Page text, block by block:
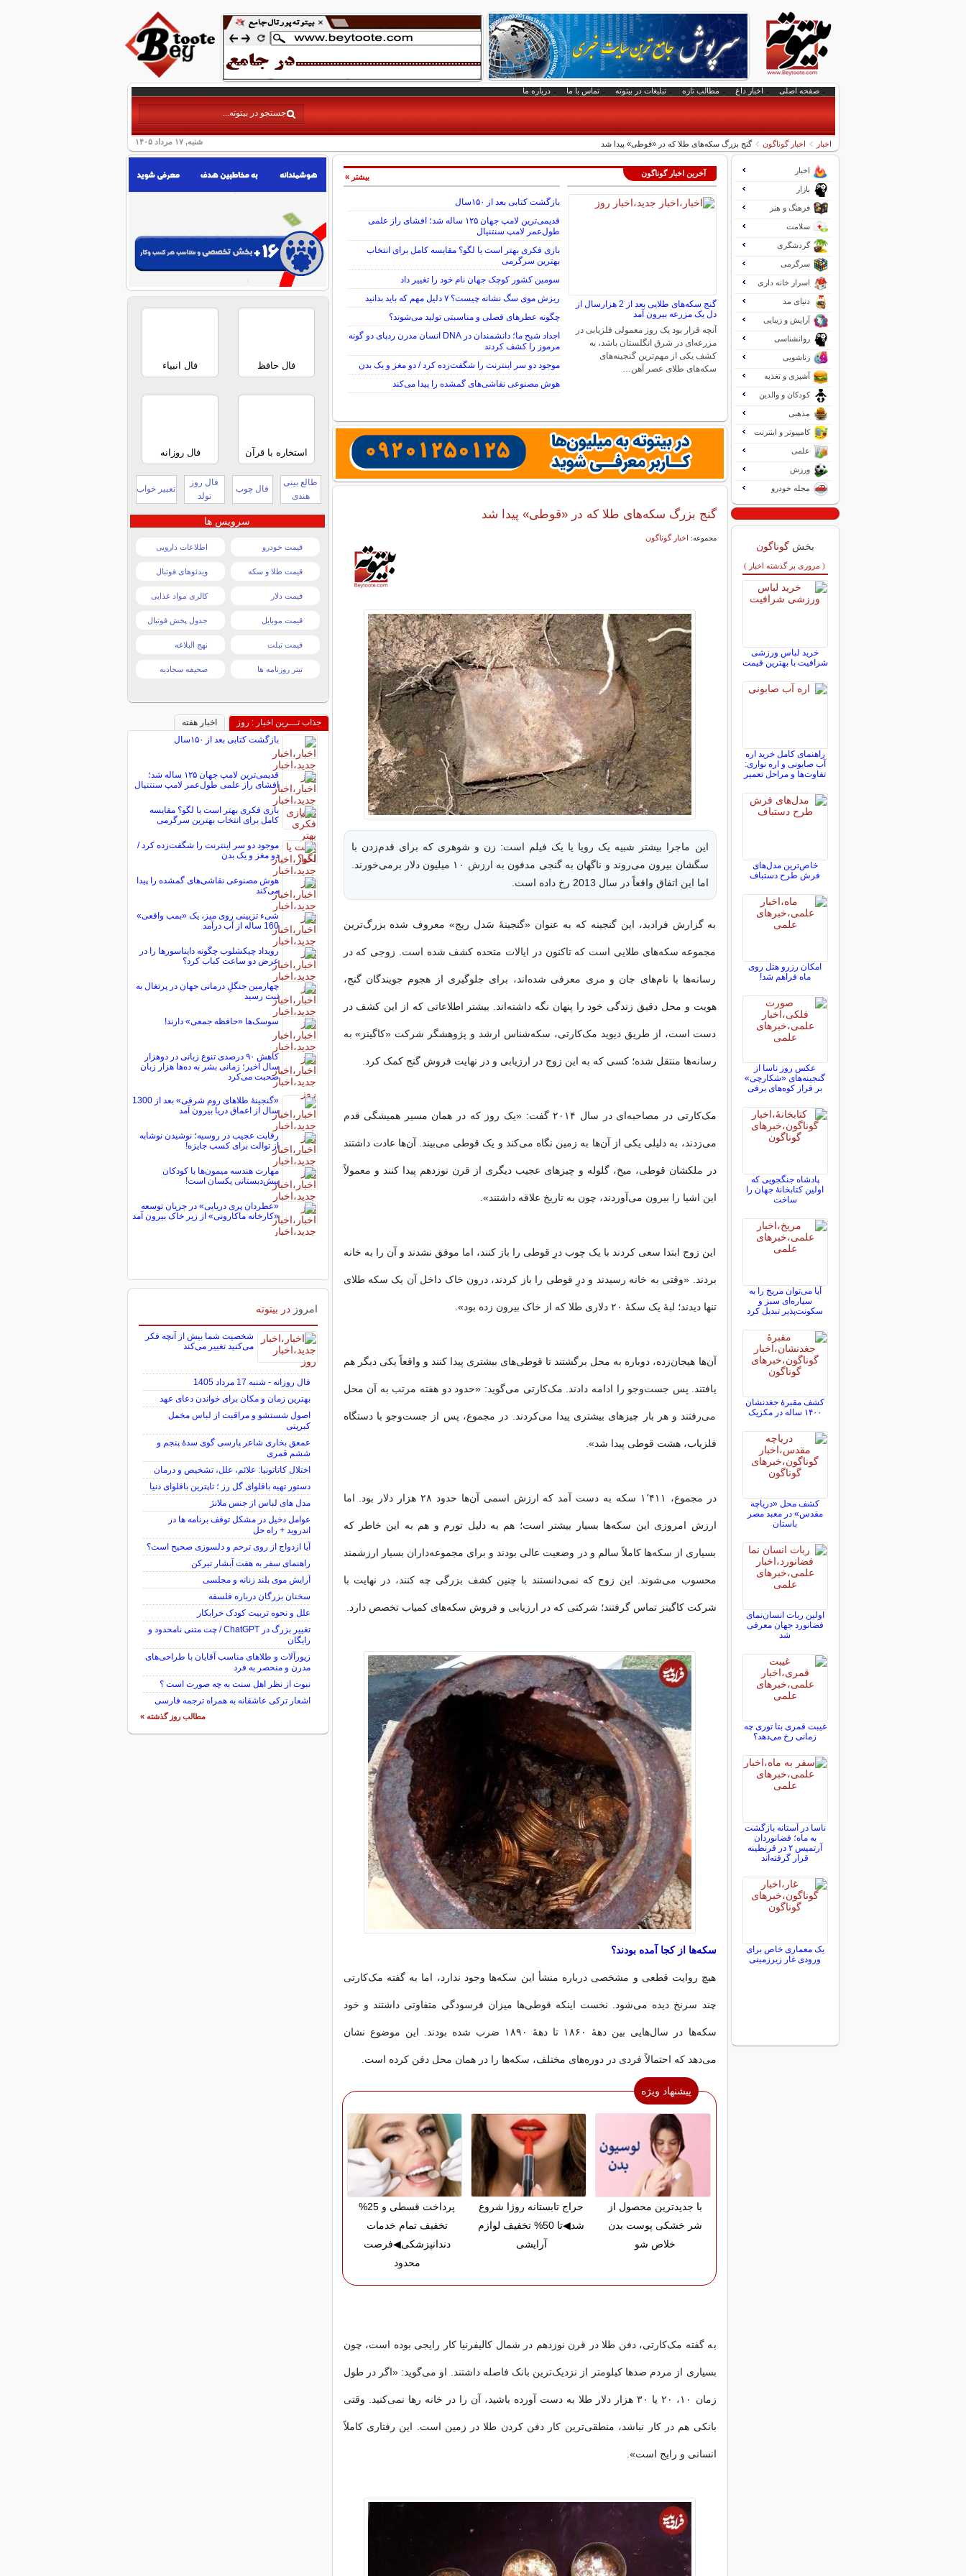
صفحه اصلی اخبار داغ مطالب تازه تبلیغات در بیتوته تماس با ما درباره ما
شنبه, ۱۷ مرداد ۱۴۰۵ اخبار اخبار گوناگون گنج بزرگ سکه‌های طلا که در «قوطی» پیدا شد
آخرین اخبار گوناگون
گنج سکه‌های طلایی بعد از 2 هزارسال از
دل یک مزرعه بیرون آمد
آنچه قرار بود یک روز معمولی فلزیابی در
مزرعه‌ای در شرق انگلستان باشد، به
کشف یکی از مهم‌ترین گنجینه‌های
سکه‌های طلای عصر آهن…
بازگشت کتابی بعد از ۱۵۰سال
قدیمی‌ترین لامپ جهان ۱۲۵ ساله شد؛ افشای راز علمی
طول‌عمر لامپ سنتنیال
بازی فکری بهتر است یا لگو؟ مقایسه کامل برای انتخاب
بهترین سرگرمی
سومین کشور کوچک جهان نام خود را تغییر داد
ریزش موی سگ نشانه چیست؟ ۷ دلیل مهم که باید بدانید
چگونه عطرهای فصلی و مناسبتی تولید می‌شوند؟
اجداد شبح ما؛ دانشمندان در DNA انسان مدرن ردپای دو گونه
مرموز را کشف کردند
موجود دو سر اینترنت را شگفت‌زده کرد / دو مغز و یک بدن
هوش مصنوعی نقاشی‌های گمشده را پیدا می‌کند
بیشتر »
گنج بزرگ سکه‌های طلا که در «قوطی» پیدا شد
مجموعه: اخبار گوناگون
این ماجرا بیشتر شبیه یک رویا یا یک فیلم است: زن و شوهری که برای قدم‌زدن با
سگشان بیرون می‌روند و ناگهان به گنجی مدفون به ارزش ۱۰ میلیون دلار برمی‌خورند.
اما این اتفاق واقعاً در سال 2013 رخ داده است.
به گزارش فرادید، این گنجینه که به عنوان «گنجینهٔ سَدل ریج» معروف شده بزرگ‌ترین
مجموعه سکه‌های طلایی است که تاکنون در ایالات متحده کشف شده است. زوجی که در
رسانه‌ها با نام‌های جان و مری معرفی شده‌اند، برای جلوگیری از هجوم جویندگان گنج،
هویت و محل دقیق زندگی خود را پنهان نگه داشته‌اند. بیشتر اطلاعاتی که از این کشف در
دست است، از طریق دیوید مک‌کارتی، سکه‌شناس ارشد و پژوهشگر شرکت «کاگینز» به
رسانه‌ها منتقل شده؛ کسی که به این زوج در ارزیابی و در نهایت فروش گنج کمک کرد.
مک‌کارتی در مصاحبه‌ای در سال ۲۰۱۴ گفت: «یک روز که در همان مسیر همیشگی قدم
می‌زدند، به دلیلی یکی از آن‌ها به زمین نگاه می‌کند و یک قوطی می‌بیند. آن‌ها عادت داشتند
در ملکشان قوطی، میخ، گلوله و چیزهای عجیب دیگری از قرن نوزدهم پیدا کنند و معمولاً
این اشیا را بیرون می‌آوردند، چون به تاریخ علاقه داشتند».
این زوج ابتدا سعی کردند با یک چوب درِ قوطی را باز کنند، اما موفق نشدند و آن را به خانه
بردند. «وقتی به خانه رسیدند و درِ قوطی را باز کردند، درون خاک داخل آن یک سکه طلای
تنها دیدند؛ لبهٔ یک سکهٔ ۲۰ دلاری طلا که از خاک بیرون زده بود».
آن‌ها هیجان‌زده، دوباره به محل برگشتند تا قوطی‌های بیشتری پیدا کنند و واقعاً یکی دیگر هم
یافتند. پس جست‌وجو را ادامه دادند. مک‌کارتی می‌گوید: «حدود دو هفته مرتب به آن محل
می‌رفتند و هر بار چیزهای بیشتری پیدا می‌کردند. در مجموع، پس از جست‌وجو با دستگاه
فلزیاب، هشت قوطی پیدا شد».
در مجموع، ۱٬۴۱۱ سکه به دست آمد که ارزش اسمی آن‌ها حدود ۲۸ هزار دلار بود. اما
ارزش امروزی این سکه‌ها بسیار بیشتر است؛ هم به دلیل تورم و هم به این خاطر که
بسیاری از سکه‌ها کاملاً سالم و در وضعیت عالی بودند و برای مجموعه‌داران بسیار ارزشمند
محسوب می‌شوند. این زوج که نمی‌دانستند با چنین کشف بزرگی چه کنند، در نهایت با
شرکت کاگینز تماس گرفتند؛ شرکتی که در ارزیابی و فروش سکه‌های کمیاب تخصص دارد.
سکه‌ها از کجا آمده بودند؟
هیچ روایت قطعی و مشخصی درباره منشأ این سکه‌ها وجود ندارد، اما به گفته مک‌کارتی
چند سرنخ دیده می‌شود. نخست اینکه قوطی‌ها میزان فرسودگی متفاوتی داشتند و خود
سکه‌ها در سال‌هایی بین دههٔ ۱۸۶۰ تا دههٔ ۱۸۹۰ ضرب شده بودند. این موضوع نشان
می‌دهد که احتمالاً فردی در دوره‌های مختلف، سکه‌ها را در همان محل دفن کرده است.
پیشنهاد ویژه
با جدیدترین محصول از
شر خشکی پوست بدن
خلاص شو
حراج تابستانه روژا شروع
شد◀تا 50% تخفیف لوازم
آرایشی
پرداخت قسطی و 25%
تخفیف تمام خدمات
دندانپزشکی◀فرصت
محدود
به گفته مک‌کارتی، دفن طلا در قرن نوزدهم در شمال کالیفرنیا کار رایجی بوده است، چون
بسیاری از مردم صدها کیلومتر از نزدیک‌ترین بانک فاصله داشتند. او می‌گوید: «اگر در طول
زمان ۱۰، ۲۰ یا ۳۰ هزار دلار طلا به دست آورده باشید، آن را در خانه رها نمی‌کنید. وقتی
بانکی هم در کار نباشد، منطقی‌ترین کار دفن کردن طلا در زمین است. این رفتاری کاملاً
انسانی و رایج است».
اخبار
بازار
فرهنگ و هنر
سلامت
گردشگری
سرگرمی
اسرار خانه داری
دنیای مد
آرایش و زیبایی
روانشناسی
زناشویی
آشپزی و تغذیه
کودکان و والدین
مذهبی
کامپیوتر و اینترنت
علمی
ورزش
مجله خودرو
بخش گوناگون
( مروری بر گذشته اخبار )
خرید لباس ورزشی
شرافیت با بهترین قیمت
راهنمای کامل خرید اره
آب صابونی و اره نواری:
تفاوت‌ها و مراحل تعمیر
خاص‌ترین مدل‌های
فرش طرح دستباف
امکان رزرو هتل روی
ماه فراهم شد!
عکس روز ناسا از
گنجینه‌های «شکارچی»
بر فراز کوه‌های برفی
پادشاه جنگجویی که
اولین کتابخانۀ جهان را
ساخت
آیا می‌توان مریخ را به
سیاره‌ای سبز و
سکونت‌پذیر تبدیل کرد
کشف مقبرۀ جغدنشان
۱۴۰۰ ساله در مکزیک
کشف محل «دریاچه
مقدس» در معبد مصر
باستان
اولین ربات انسان‌نمای
فضانورد جهان معرفی
شد
غیبت قمری بتا توری چه
زمانی رخ می‌دهد؟
ناسا در آستانه بازگشت
به ماه؛ فضانوردان
آرتمیس ۲ در قرنطینه
قرار گرفته‌اند
یک معماری خاص برای
ورودی غار زیرزمینی
فال حافظ فال انبیاء
استخاره با قرآن فال روزانه
طالع بینی
هندی
فال چوب
فال روز
تولد
تعبیر خواب
سرویس ها
قیمت خودرو اطلاعات دارویی
قیمت طلا و سکه ویدئوهای فوتبال
قیمت دلار کالری مواد غذایی
قیمت موبایل جدول پخش فوتبال
قیمت تبلت نهج البلاغه
تیتر روزنامه ها صحیفه سجادیه
جذاب تـــرین اخبار : روز
اخبار هفته
بازگشت کتابی بعد از ۱۵۰سال
قدیمی‌ترین لامپ جهان ۱۲۵ ساله شد؛
افشای راز علمی طول‌عمر لامپ سنتنیال
بازی فکری بهتر است یا لگو؟ مقایسه
کامل برای انتخاب بهترین سرگرمی
موجود دو سر اینترنت را شگفت‌زده کرد /
دو مغز و یک بدن
هوش مصنوعی نقاشی‌های گمشده را پیدا
می‌کند
شیء تزیینی روی میز، یک «بمب واقعی»
160 ساله از آب درآمد
رویداد چیکشلوب چگونه دایناسورها را در
عرض دو ساعت کباب کرد؟
چهارمین جنگلِ درمانی جهان در پرتغال به
ثبت رسید
سوسک‌ها «حافظه جمعی» دارند!
کاهش ۹۰ درصدی تنوع زبانی در دوهزار
سال اخیر؛ زمانی بشر به ده‌ها هزار زبان
صحبت می‌کرد
«گنجینۀ طلاهای روم شرقی» بعد از 1300
سال از اعماق دریا بیرون آمد
رقابت عجیب در روسیه؛ نوشیدن نوشابه
از توالت برای کسب جایزه!
مهارت هندسه میمون‌ها با کودکان
پیش‌دبستانی یکسان است!
«عطردان پری دریایی» در جریان توسعه
«کارخانه ماکارونی» از زیر خاک بیرون آمد
امروز در بیتوته
شخصیت شما بیش از آنچه فکر
می‌کنید تغییر می‌کند
فال روزانه - شنبه 17 مرداد 1405
بهترین زمان و مکان برای خواندن دعای عهد
اصول شستشو و مراقبت از لباس مخمل
کبریتی
عمعق بخاری شاعر پارسی گوی سدهٔ پنجم و
ششم قمری
اختلال کاتاتونیا: علائم، علل، تشخیص و درمان
دستور تهیه باقلوای گل رز ؛ تاپترین باقلوای دنیا
مدل های لباس از جنس ملانژ
عوامل دخیل در مشکل توقف برنامه ها در
اندروید + راه حل
آیا ازدواج از روی ترحم و دلسوزی صحیح است؟
راهنمای سفر به هفت آبشار تیرکن
آرایش موی بلند زنانه و مجلسی
سخنان بزرگان درباره فلسفه
علل و نحوه تربیت کودک خرابکار
تغییر بزرگ در ChatGPT / چت متنی نامحدود و
رایگان
زیورآلات و طلاهای مناسب آقایان با طراحی‌های
مدرن و منحصر به فرد
نبوت از نظر اهل سنت به چه صورت است ؟
اشعار ترکی عاشقانه به همراه ترجمه فارسی
مطالب روز گذشته »